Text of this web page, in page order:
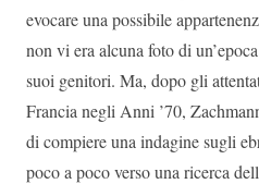
evocare una possibile
non vi era alcuna foto di
suoi genitori. Ma, dopo gli
Francia negli Anni ’70,
di compiere una indagine sugli
poco a poco verso una ricerca